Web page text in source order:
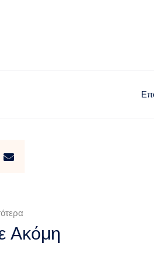
Ακόμη